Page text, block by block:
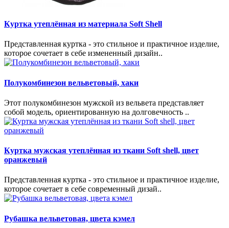
Куртка утеплённая из материала Soft Shell
Представленная куртка - это стильное и практичное изделие,
которое сочетает в себе измененный дизайн..
Полукомбинезон вельветовый, хаки
Этот полукомбинезон мужской из вельвета представляет
собой модель, ориентированную на долговечность ..
Куртка мужская утеплённая из ткани Soft shell, цвет
оранжевый
Представленная куртка - это стильное и практичное изделие,
которое сочетает в себе современный дизай..
Рубашка вельветовая, цвета кэмел